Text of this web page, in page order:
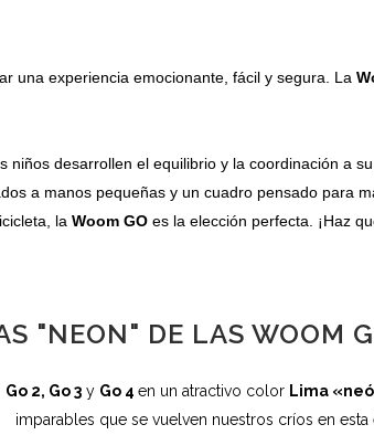
una experiencia emocionante, fácil y segura. La
desarrollen el equilibrio y la coordinación a
a manos pequeñas y un cuadro pensado para
la Woom GO es la elección perfecta. ¡Haz
"NEON" DE LAS WOOM
Go 2, Go 3 y Go 4 en un atractivo color Lima
imparables que se vuelven nuestros críos en esta